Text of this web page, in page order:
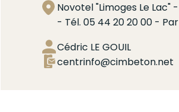
Novotel "Limoges Le Lac"
- Tél. 05 44 20 20 00 -
Cédric LE GOUIL
centrinfo@cimbeton.net